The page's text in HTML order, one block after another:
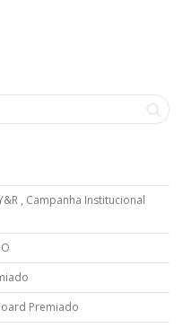
, Campanha Institucional
Premiado